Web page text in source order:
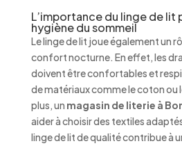
L’importance du linge de lit
hygiène du sommeil
Le linge de lit joue également un
confort nocturne. En effet, les
doivent être confortables et
de matériaux comme le coton ou
plus, un magasin de literie à
aider à choisir des textiles
linge de lit de qualité contribue à